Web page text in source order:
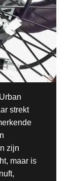
strekt
zijn
maar is